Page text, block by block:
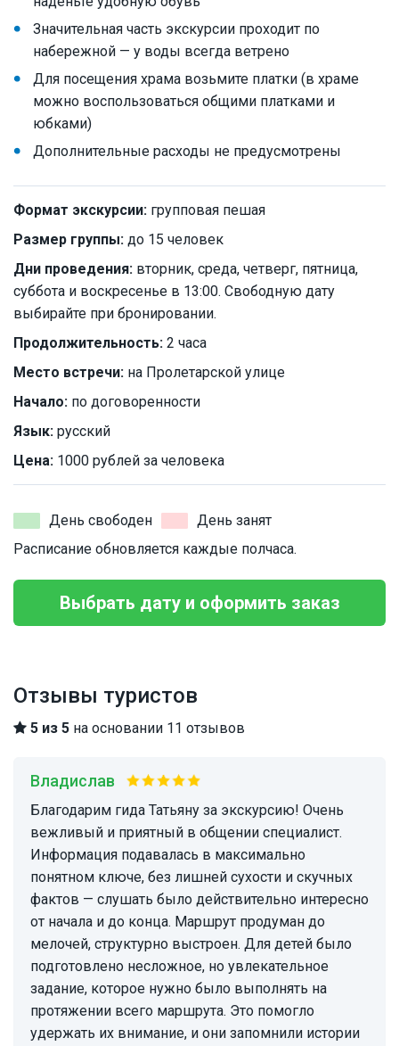
Значительная часть экскурсии проходит по
набережной — у воды всегда ветрено
Для посещения храма возьмите платки (в храме
можно воспользоваться общими платками и
юбками)
Дополнительные расходы не предусмотрены
Формат экскурсии: групповая пешая
Размер группы: до 15 человек
Дни проведения: вторник, среда, четверг, пятница,
суббота и воскресенье в 13:00. Свободную дату
выбирайте при бронировании.
Продолжительность: 2 часа
Место встречи: на Пролетарской улице
Начало: по договоренности
Язык: русский
Цена: 1000 рублей за человека
День свободен
День занят
Расписание обновляется каждые полчаса.
Выбрать дату и оформить заказ
Отзывы туристов
5 из 5 на основании 11 отзывов
Владислав
Благодарим гида Татьяну за экскурсию! Очень
вежливый и приятный в общении специалист.
Информация подавалась в максимально
понятном ключе, без лишней сухости и скучных
фактов — слушать было действительно интересно
от начала и до конца. Маршрут продуман до
мелочей, структурно выстроен. Для детей было
подготовлено несложное, но увлекательное
задание, которое нужно было выполнять на
протяжении всего маршрута. Это помогло
удержать их внимание, и они запомнили истории